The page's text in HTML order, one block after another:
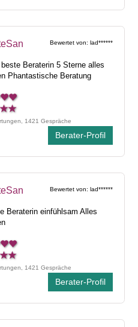
Bewertet von: lad******
Beraterin 5 Sterne alles
Phantastische Beratung
1421 Gespräche
Berater-Profil
Bewertet von: lad******
Beraterin einfühlsam Alles
1421 Gespräche
Berater-Profil